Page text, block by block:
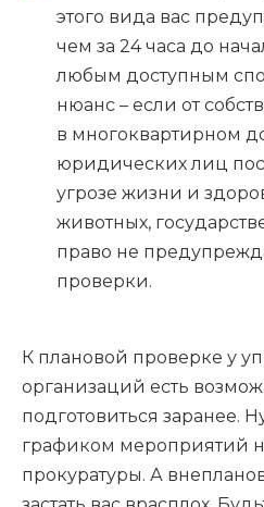
этого вида вас
чем за 24 часа до
любым доступным
нюанс – если от
в многоквартирном
юридических лиц
угрозе жизни и
животных,
право не
проверки.
К плановой проверке у
организаций есть
подготовиться заранее.
графиком мероприятий
прокуратуры. А